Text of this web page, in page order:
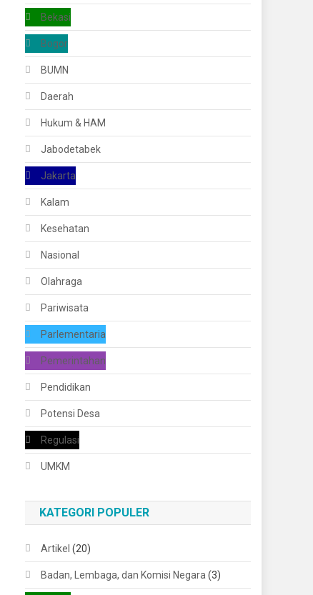
Bekasi
Bogor
BUMN
Daerah
Hukum & HAM
Jabodetabek
Jakarta
Kalam
Kesehatan
Nasional
Olahraga
Pariwisata
Parlementaria
Pemerintahan
Pendidikan
Potensi Desa
Regulasi
UMKM
KATEGORI POPULER
Artikel (20)
Badan, Lembaga, dan Komisi Negara (3)